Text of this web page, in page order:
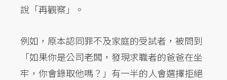
說「再觀察」。
例如，原本認同罪不及家庭的受試者，被問到
「如果你是公司老闆，發現求職者的爸爸在坐
牢，你會錄取他嗎？」有一半的人會選擇拒絕